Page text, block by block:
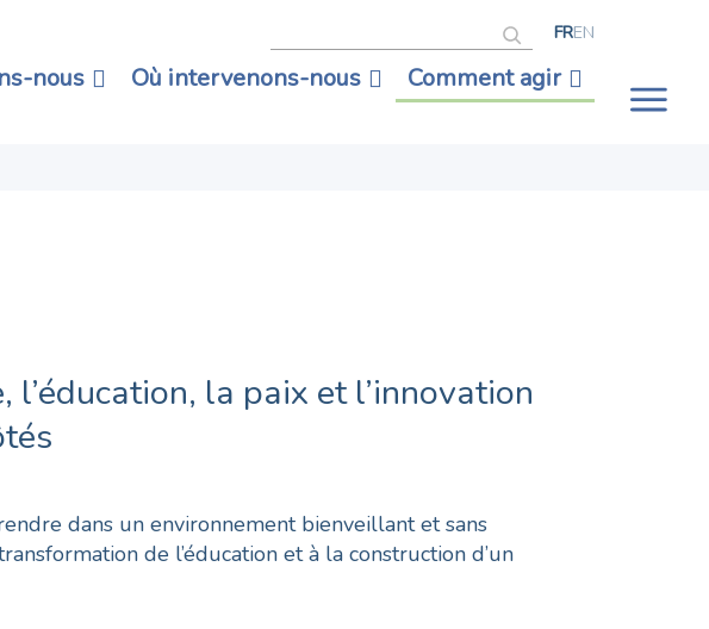
FREN
nous Où intervenons-nous Comment agir
la paix et l’innovation
dans un environnement bienveillant et sans
de l’éducation et à la construction d’un